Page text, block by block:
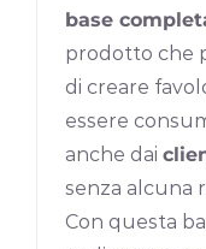
base
prodotto che
di creare
essere
anche dai
senza alcuna
Con questa